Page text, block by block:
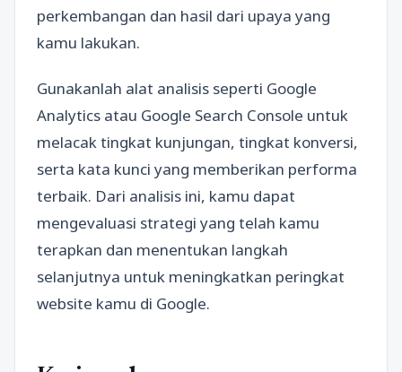
perkembangan dan hasil dari upaya yang
kamu lakukan.
Gunakanlah alat analisis seperti Google
Analytics atau Google Search Console untuk
melacak tingkat kunjungan, tingkat konversi,
serta kata kunci yang memberikan performa
terbaik. Dari analisis ini, kamu dapat
mengevaluasi strategi yang telah kamu
terapkan dan menentukan langkah
selanjutnya untuk meningkatkan peringkat
website kamu di Google.